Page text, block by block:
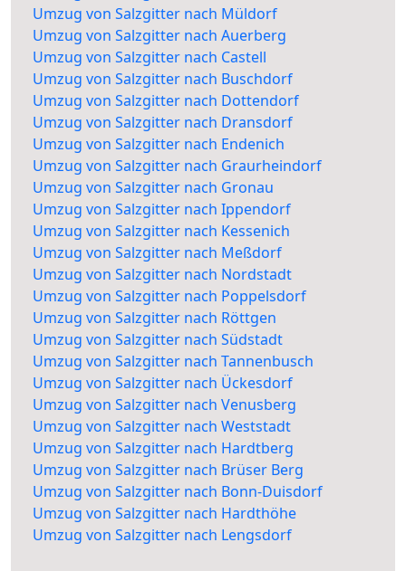
Umzug von Salzgitter nach Müldorf
Umzug von Salzgitter nach Auerberg
Umzug von Salzgitter nach Castell
Umzug von Salzgitter nach Buschdorf
Umzug von Salzgitter nach Dottendorf
Umzug von Salzgitter nach Dransdorf
Umzug von Salzgitter nach Endenich
Umzug von Salzgitter nach Graurheindorf
Umzug von Salzgitter nach Gronau
Umzug von Salzgitter nach Ippendorf
Umzug von Salzgitter nach Kessenich
Umzug von Salzgitter nach Meßdorf
Umzug von Salzgitter nach Nordstadt
Umzug von Salzgitter nach Poppelsdorf
Umzug von Salzgitter nach Röttgen
Umzug von Salzgitter nach Südstadt
Umzug von Salzgitter nach Tannenbusch
Umzug von Salzgitter nach Ückesdorf
Umzug von Salzgitter nach Venusberg
Umzug von Salzgitter nach Weststadt
Umzug von Salzgitter nach Hardtberg
Umzug von Salzgitter nach Brüser Berg
Umzug von Salzgitter nach Bonn-Duisdorf
Umzug von Salzgitter nach Hardthöhe
Umzug von Salzgitter nach Lengsdorf